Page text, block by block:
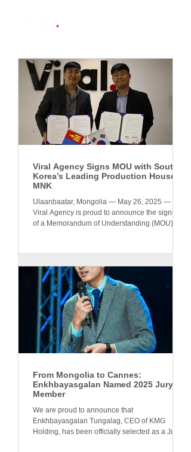
Viral Agency Signs MOU with South
Korea’s Leading Production House
MNK
Ulaanbaatar, Mongolia — May 26, 2025 —
Viral Agency is proud to announce the signing
of a Memorandum of Understanding (MOU)
From Mongolia to Cannes:
Enkhbayasgalan Named 2025 Jury
Member
We are proud to announce that
Enkhbayasgalan Tungalag, CEO of KMG
Holding, has been officially selected as a Jury